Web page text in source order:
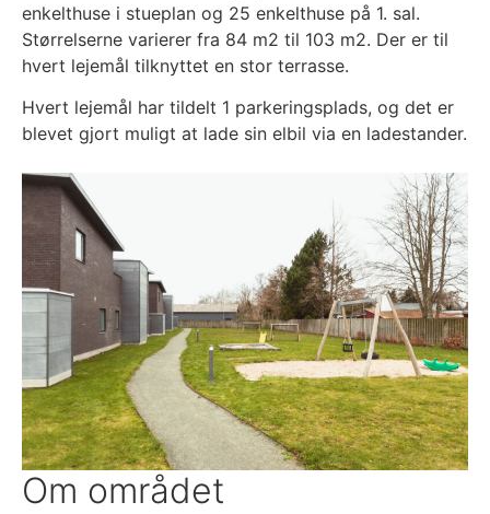
enkelthuse i stueplan og 25 enkelthuse på 1. sal.
Størrelserne varierer fra 84 m2 til 103 m2. Der er til
hvert lejemål tilknyttet en stor terrasse.
Hvert lejemål har tildelt 1 parkeringsplads, og det er
blevet gjort muligt at lade sin elbil via en ladestander.
Om området